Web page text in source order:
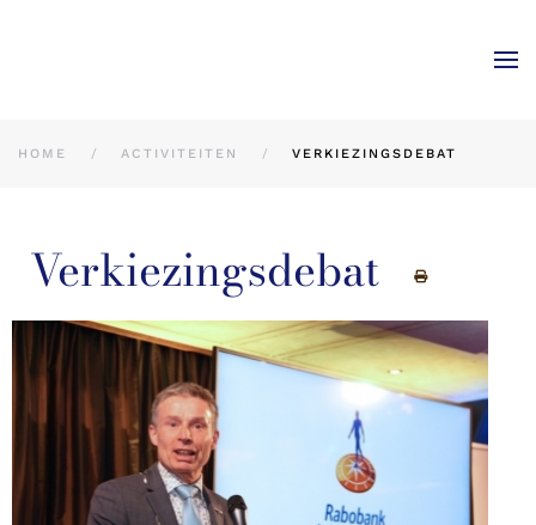
HOME ACTIVITEITEN VERKIEZINGSDEBAT
Verkiezingsdebat